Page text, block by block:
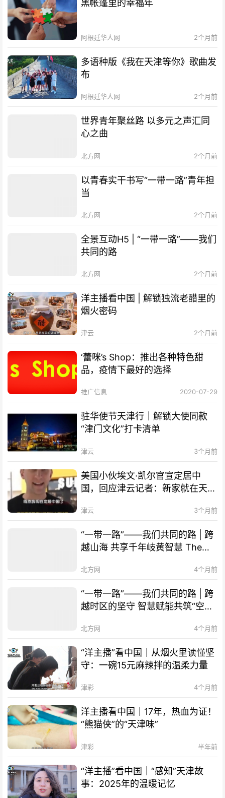
黑帐篷里的幸福年
阿根廷华人网 2个月前
多语种版《我在天津等你》歌曲发
布
阿根廷华人网 2个月前
世界青年聚丝路 以多元之声汇同
心之曲
北方网 2个月前
以青春实干书写“一带一路”青年担
当
北方网 2个月前
全景互动H5 | “一带一路”——我们
共同的路
北方网 2个月前
洋主播看中国 | 解锁独流老醋里的
烟火密码
津云 2个月前
‘蕾咪’s Shop：推出各种特色甜
品，疫情下最好的选择
推广信息 2020-07-29
驻华使节天津行｜解锁大使同款
“津门文化”打卡清单
津云 3个月前
美国小伙埃文·凯尔官宣定居中
国，回应津云记者：新家就在天
津云 3个月前
“一带一路”——我们共同的路 | 跨
越山海 共享千年岐黄智慧 The
Shared Path | Transcending
Millennia-old Qi-Huang Wisdom
of TCM
北方网 4个月前
“一带一路”——我们共同的路 | 跨
越时区的坚守 智慧赋能共筑“空中
Initiative – Our Shared Path |
Cooperation, "Air Silk Road"
Connects Times Zones
北方网 4个月前
“洋主播”看中国｜从烟火里读懂坚
守：一碗15元麻辣拌的温柔力量
津彩 4个月前
洋主播看中国｜17年，热血为证！
“熊猫侠”的“天津味”
津彩 半年前
“洋主播”看中国｜“感知”天津故
事：2025年的温暖记忆